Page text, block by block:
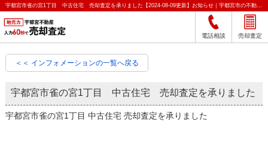
宇都宮市雀の宮1丁目 中古住宅 売却査定を承りました【2024-08-09更新】お知らせ｜宇都宮市の不動産をクイック売却査定｜宇都宮不動産
電話相談 売却査定
＜＜ インフォメーションの一覧へ戻る
宇都宮市雀の宮1丁目 中古住宅 売却査定を承りました
宇都宮市雀の宮1丁目 中古住宅 売却査定を承りました